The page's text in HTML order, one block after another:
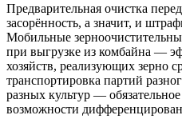
Предварительная очистка
засорённость, а значит, и
Мобильные
при выгрузке из комбайна —
хозяйств, реализующих зерно
транспортировка партий
разных культур —
возможности